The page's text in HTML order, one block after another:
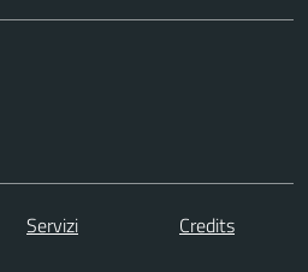
Servizi
Credits